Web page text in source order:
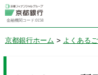
金融機関コード:0158
京都銀行ホーム > よくある